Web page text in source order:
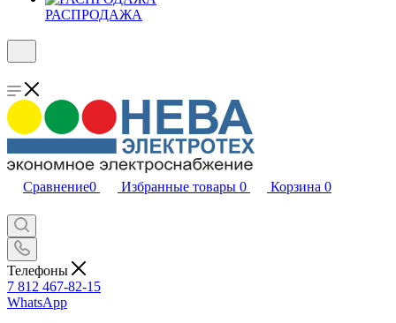
РАСПРОДАЖА
Сравнение0 Избранные товары 0 Корзина 0
Телефоны
7 812 467-82-15
WhatsApp